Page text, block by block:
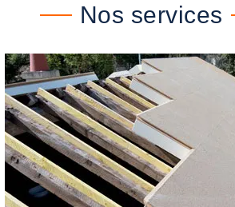
Nos services